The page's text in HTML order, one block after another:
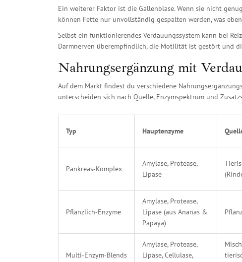
Ein weiterer Faktor ist die Gallenblase. Wenn sie nicht
können Fette nur unvollständig gespalten werden, was
Selbst ein funktionierendes Verdauungssystem kann bei
Darmnerven überempfindlich, die Motilität ist gestört und
Nahrungsergänzung mit
Auf dem Markt findest du verschiedene
unterscheiden sich nach Quelle, Enzymspektrum und
Typ Hauptenzyme
Pankreas‑Komplex
Amylase, Protease,
Lipase
Pflanzlich‑Enzyme
Amylase, Protease,
Lipase (aus Ananas &
Papaya)
Multi‑Enzym‑Blends
Amylase, Protease,
Lipase, Cellulase,